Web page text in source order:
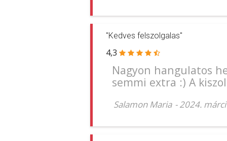
"Kedves felszolgalas"
4,3
Nagyon hangulatos
semmi extra :) A
Salamon Maria -2024.